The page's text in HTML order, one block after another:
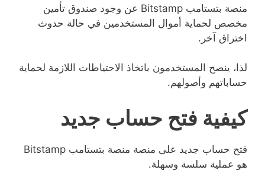
منصة بتستامب Bitstamp عن وجود صندوق تأمين
مخصص لحماية أموال المستخدمين في حالة حدوث
اختراق آخر.
لذا، ينصح المستخدمون باتخاذ الاحتياطات اللازمة لحماية
حساباتهم وأصولهم.
كيفية فتح حساب جديد
فتح حساب جديد على منصة منصة بتستامب Bitstamp
هو عملية سلسة وسهلة.